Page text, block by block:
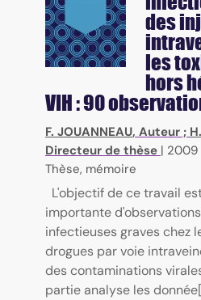
des
les
hors
VIH : 90
F. JOUANNEAU, Auteur ;
Directeur de thèse | 2009
Thèse, mémoire
L'objectif de ce travail
importante
infectieuses graves chez
drogues par voie
des contaminations
partie analyse les